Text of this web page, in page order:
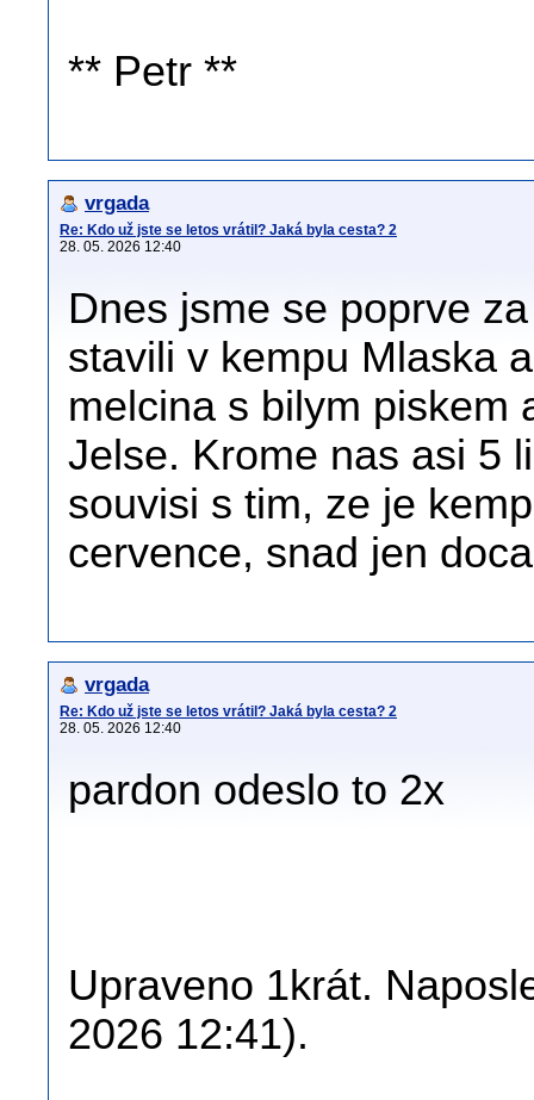
** Petr **
vrgada
Re: Kdo už jste se letos vrátil? Jaká byla cesta? 2
28. 05. 2026 12:40
Dnes jsme se poprve
stavili v kempu Mlaska
melcina s bilym piskem
Jelse. Krome nas asi 5
souvisi s tim, ze je
cervence, snad jen
vrgada
Re: Kdo už jste se letos vrátil? Jaká byla cesta? 2
28. 05. 2026 12:40
pardon odeslo to 2x
Upraveno 1krát.
2026 12:41).